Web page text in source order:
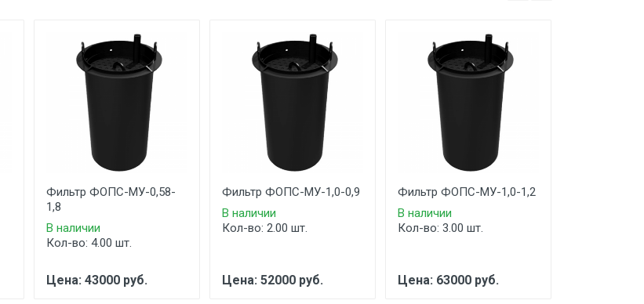
Фильтр ФОПС-МУ-0,58-
1,8
В наличии
Кол-во: 4.00 шт.
Цена: 43000 руб.
Фильтр ФОПС-МУ-1,0-0,9
В наличии
Кол-во: 2.00 шт.
Цена: 52000 руб.
Фильтр ФОПС-МУ-1,0-1,2
В наличии
Кол-во: 3.00 шт.
Цена: 63000 руб.